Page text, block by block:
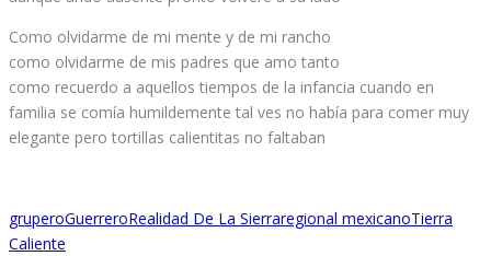
Como olvidarme de mi mente y de mi rancho
como olvidarme de mis padres que amo tanto
como recuerdo a aquellos tiempos de la infancia cuando en
familia se comía humildemente tal ves no había para comer muy
elegante pero tortillas calientitas no faltaban
gruperoGuerreroRealidad De La Sierraregional mexicanoTierra
Caliente